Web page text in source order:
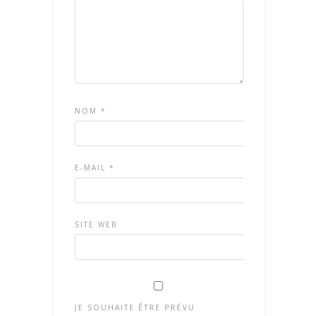
NOM *
E-MAIL *
SITE WEB
JE SOUHAITE ÊTRE PRÉVU